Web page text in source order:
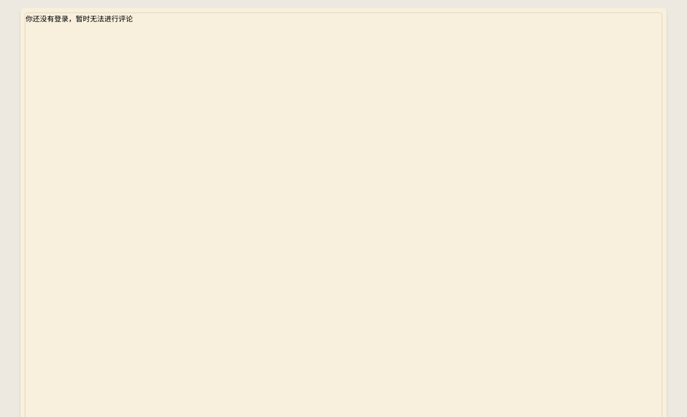
你还没有登录，暂时无法进行评论